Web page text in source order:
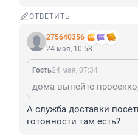
ОТВЕТИТЬ
275640356
24 мая, 10:58
Гость24 мая, 07:34
А служба доставки
готовности там есть?